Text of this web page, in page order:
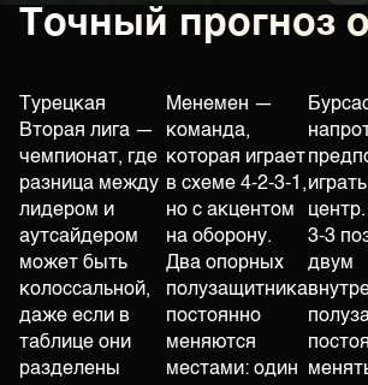
Точный прогноз
Турецкая
Вторая лига —
чемпионат, где
разница между
лидером и
аутсайдером
может быть
колоссальной,
даже если в
таблице они
разделены
Менемен —
команда,
которая играет
в схеме 4-2-3-1,
но с акцентом
на оборону.
Два опорных
полузащитника
постоянно
меняются
местами: один
3-3
двум